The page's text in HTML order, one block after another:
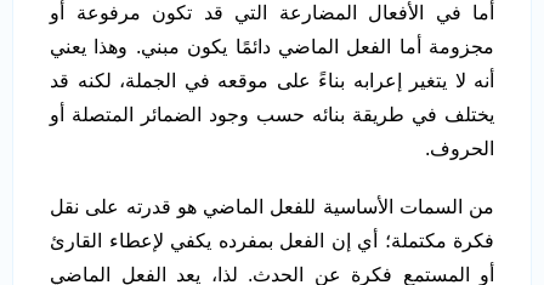
أما في الأفعال المضارعة التي قد تكون مرفوعة أو
مجزومة أما الفعل الماضي دائمًا يكون مبني. وهذا يعني
أنه لا يتغير إعرابه بناءً على موقعه في الجملة، لكنه قد
يختلف في طريقة بنائه حسب وجود الضمائر المتصلة أو
الحروف.
من السمات الأساسية للفعل الماضي هو قدرته على نقل
فكرة مكتملة؛ أي إن الفعل بمفرده يكفي لإعطاء القارئ
أو المستمع فكرة عن الحدث. لذا، يعد الفعل الماضي